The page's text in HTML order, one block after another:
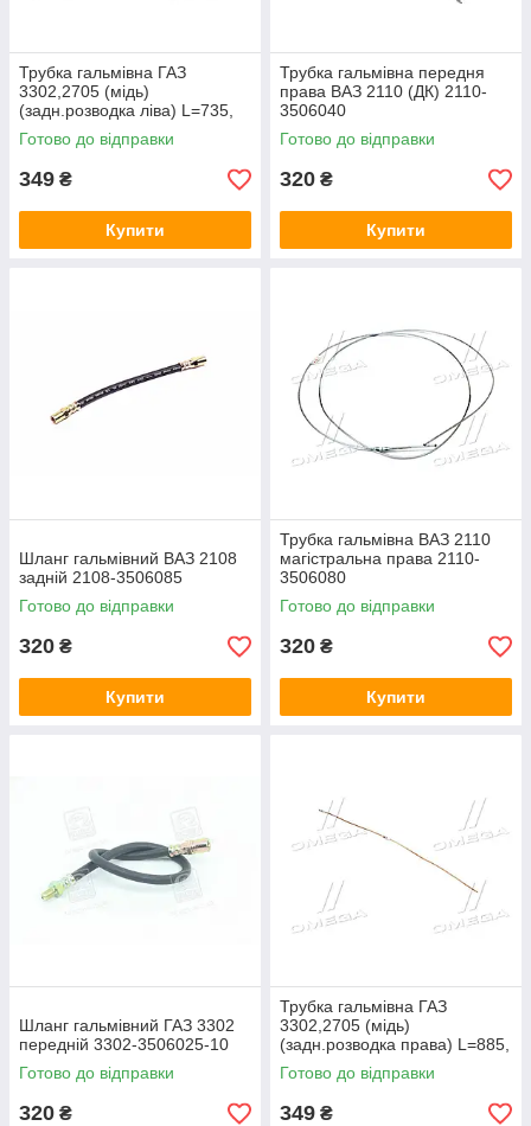
Трубка гальмівна ГАЗ
3302,2705 (мідь)
(задн.розводка ліва) L=735,
М10х1,25 3302-3506065-01
Готово до відправки
349 ₴
Купити
Трубка гальмівна передня
права ВАЗ 2110 (ДК) 2110-
3506040
Готово до відправки
320 ₴
Купити
Шланг гальмівний ВАЗ 2108
задній 2108-3506085
Готово до відправки
320 ₴
Купити
Трубка гальмівна ВАЗ 2110
магістральна права 2110-
3506080
Готово до відправки
320 ₴
Купити
Шланг гальмівний ГАЗ 3302
передній 3302-3506025-10
Готово до відправки
320 ₴
Трубка гальмівна ГАЗ
3302,2705 (мідь)
(задн.розводка права) L=885,
М10х1,25 3302-3506040-01
Готово до відправки
349 ₴